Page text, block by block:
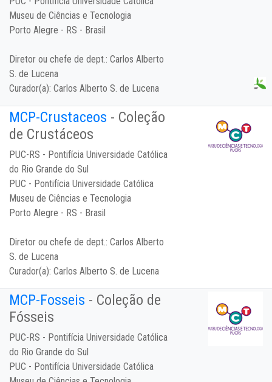
Museu de Ciências e Tecnologia
Porto Alegre - RS - Brasil
Diretor ou chefe de dept.: Carlos Alberto
S. de Lucena
Curador(a): Carlos Alberto S. de Lucena
MCP-Crustaceos - Coleção
de Crustáceos
PUC-RS - Pontifícia Universidade Católica
do Rio Grande do Sul
PUC - Pontifícia Universidade Católica
Museu de Ciências e Tecnologia
Porto Alegre - RS - Brasil
Diretor ou chefe de dept.: Carlos Alberto
S. de Lucena
Curador(a): Carlos Alberto S. de Lucena
MCP-Fosseis - Coleção de
Fósseis
PUC-RS - Pontifícia Universidade Católica
do Rio Grande do Sul
PUC - Pontifícia Universidade Católica